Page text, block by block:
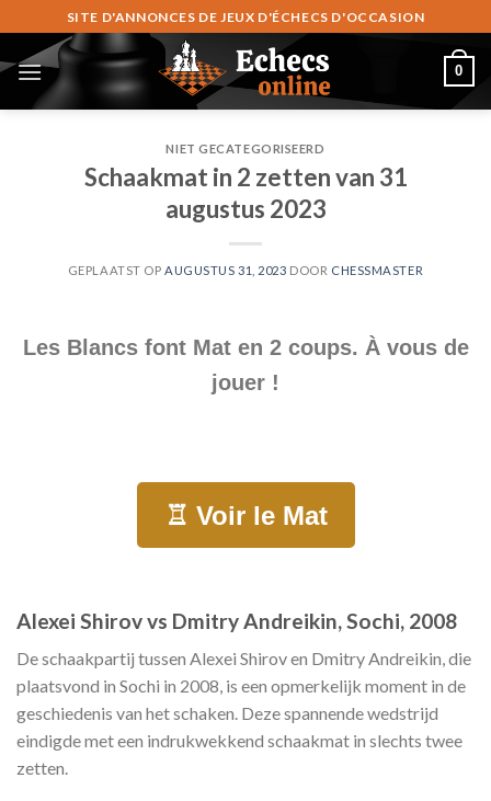
naar
inhoud
SITE D'ANNONCES DE JEUX D'ÉCHECS D'OCCASION
0
NIET GECATEGORISEERD
Schaakmat in 2 zetten van 31
augustus 2023
GEPLAATST OP AUGUSTUS 31, 2023 DOOR CHESSMASTER
Les Blancs font Mat en 2 coups. À vous de
jouer !
♖ Voir le Mat
Alexei Shirov vs Dmitry Andreikin, Sochi, 2008
De schaakpartij tussen Alexei Shirov en Dmitry Andreikin, die
plaatsvond in Sochi in 2008, is een opmerkelijk moment in de
geschiedenis van het schaken. Deze spannende wedstrijd
eindigde met een indrukwekkend schaakmat in slechts twee
zetten.